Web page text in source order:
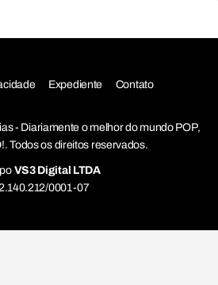
Expediente Contato
- Diariamente o melhor do mundo POP,
Todos os direitos reservados.
VS3 Digital LTDA
0001-07